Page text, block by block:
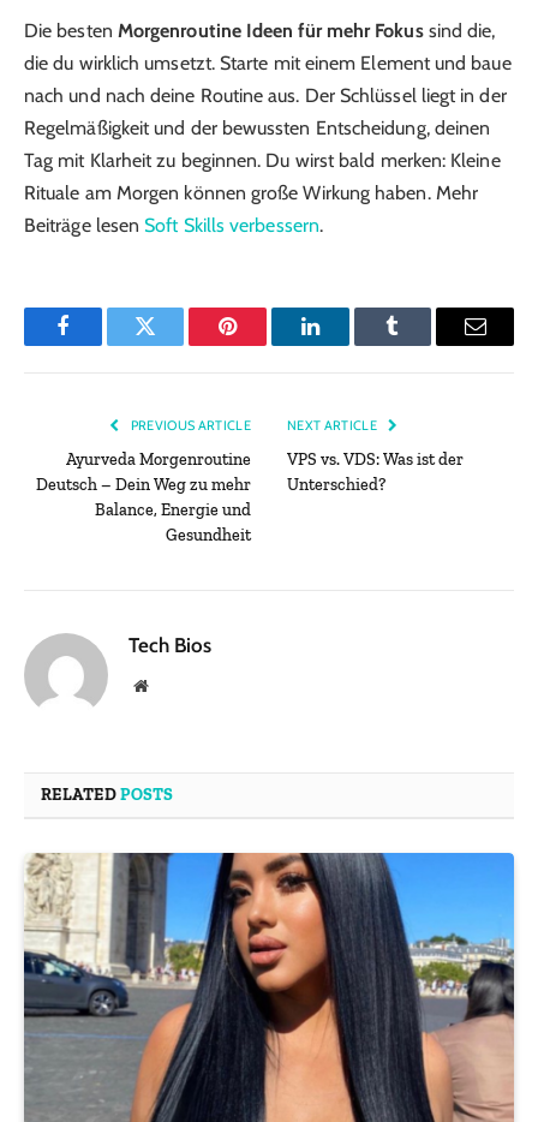
Die besten Morgenroutine Ideen für mehr Fokussind die,
die du wirklich umsetzt. Starte mit einem Element und baue
nach und nach deine Routine aus. Der Schlüssel liegt in der
Regelmäßigkeit und der bewussten Entscheidung, deinen
Tag mit Klarheit zu beginnen. Du wirst bald merken: Kleine
Rituale am Morgen können große Wirkung haben. Mehr
Beiträge lesen Soft Skills verbessern.
FacebookTwitter Pinterest LinkedInTumblr Email
PREVIOUS ARTICLE
Ayurveda Morgenroutine
Deutsch – Dein Weg zu mehr
Balance, Energie und
Gesundheit
NEXT ARTICLE
VPS vs. VDS: Was ist der
Unterschied?
Tech Bios
Website
RELATEDPOSTS